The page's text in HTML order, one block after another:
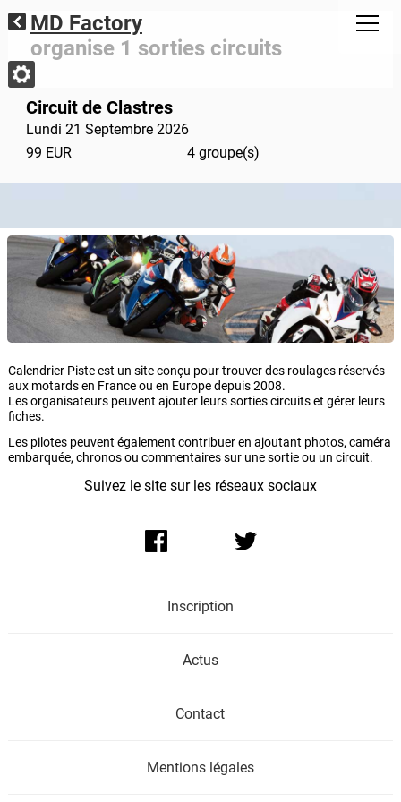
MD Factory
organise 1 sorties circuits
Circuit de Clastres
Lundi 21 Septembre 2026
99 EUR
4 groupe(s)
Calendrier Piste est un site conçu pour trouver des roulages réservés
aux motards en France ou en Europe depuis 2008.
Les organisateurs peuvent ajouter leurs sorties circuits et gérer leurs
fiches.
Les pilotes peuvent également contribuer en ajoutant photos, caméra
embarquée, chronos ou commentaires sur une sortie ou un circuit.
Suivez le site sur les réseaux sociaux
Inscription
Actus
Contact
Mentions légales